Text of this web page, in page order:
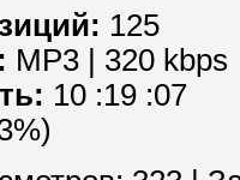
125
MP3 | 320 kbps
10 :19 :07